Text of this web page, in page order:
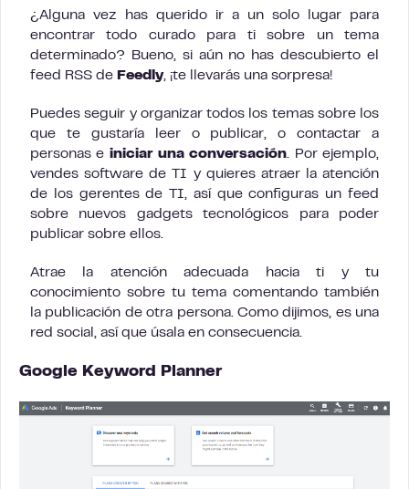
¿Alguna vez has querido ir a un solo lugar para
encontrar todo curado para ti sobre un tema
determinado? Bueno, si aún no has descubierto el
feed RSS de Feedly, ¡te llevarás una sorpresa!
Puedes seguir y organizar todos los temas sobre los
que te gustaría leer o publicar, o contactar a
personas e iniciar una conversación. Por ejemplo,
vendes software de TI y quieres atraer la atención
de los gerentes de TI, así que configuras un feed
sobre nuevos gadgets tecnológicos para poder
publicar sobre ellos.
Atrae la atención adecuada hacia ti y tu
conocimiento sobre tu tema comentando también
la publicación de otra persona. Como dijimos, es una
red social, así que úsala en consecuencia.
Google Keyword Planner